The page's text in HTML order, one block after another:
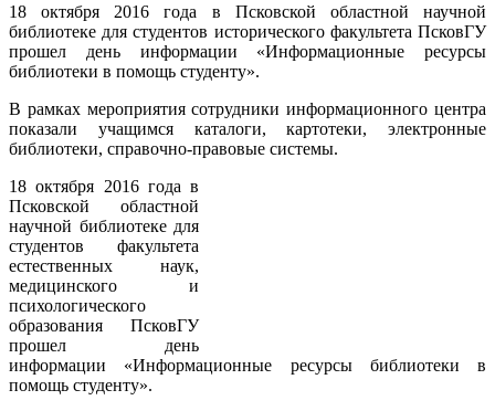
18 октября 2016 года в Псковской областной научной
библиотеке для студентов исторического факультета ПсковГУ
прошел день информации «Информационные ресурсы
библиотеки в помощь студенту».
В рамках мероприятия сотрудники информационного центра
показали учащимся каталоги, картотеки, электронные
библиотеки, справочно-правовые системы.
18 октября 2016 года в
Псковской областной
научной библиотеке для
студентов факультета
естественных наук,
медицинского и
психологического
образования ПсковГУ
прошел день
информации «Информационные ресурсы библиотеки в
помощь студенту».